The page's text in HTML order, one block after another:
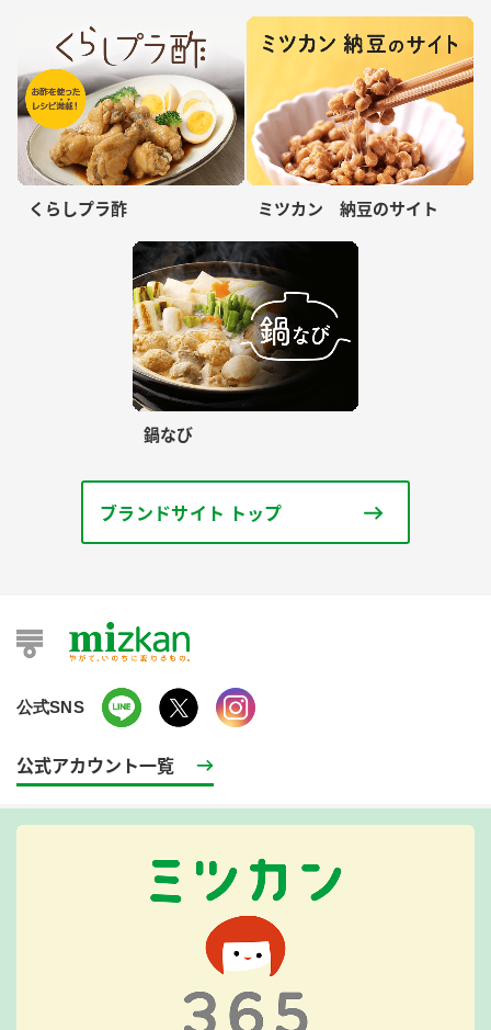
くらしプラ酢 ミツカン 納豆のサイト
鍋なび
ブランドサイト トップ
公式SNS
公式アカウント一覧